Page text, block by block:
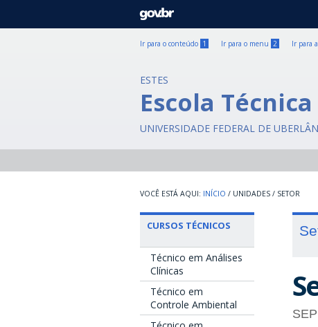
GOVBR
Ir para o conteúdo 1 Ir para o menu 2 Ir para
ESTES
Escola
UNIVERSIDADE FEDERAL DE
INÍCIO / UNIDADES / SETOR
CURSOS TÉCNICOS
Técnico em Análises
Clínicas
Técnico em
Controle Ambiental
SEP